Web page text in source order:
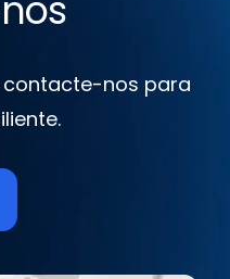
nos para